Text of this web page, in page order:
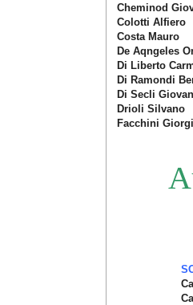
Cheminod
Colotti Alfiero
Costa Mauro
De Aqngeles
Di Liberto
Di Ramondi
Di Secli
Drioli Silvano
Facchini